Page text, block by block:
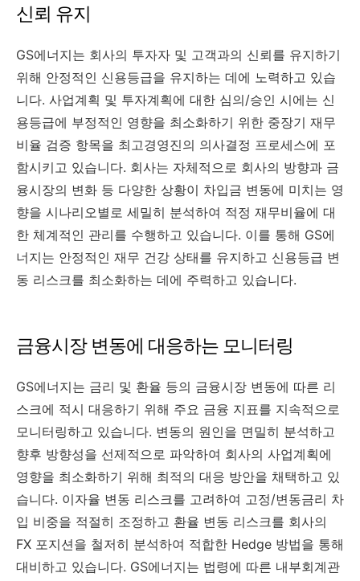
신뢰 유지
GS에너지는 회사의 투자자 및 고객과의 신뢰를 유지하기
위해 안정적인 신용등급을 유지하는 데에 노력하고 있습
니다. 사업계획 및 투자계획에 대한 심의/승인 시에는 신
용등급에 부정적인 영향을 최소화하기 위한 중장기 재무
비율 검증 항목을 최고경영진의 의사결정 프로세스에 포
함시키고 있습니다. 회사는 자체적으로 회사의 방향과 금
융시장의 변화 등 다양한 상황이 차입금 변동에 미치는 영
향을 시나리오별로 세밀히 분석하여 적정 재무비율에 대
한 체계적인 관리를 수행하고 있습니다. 이를 통해 GS에
너지는 안정적인 재무 건강 상태를 유지하고 신용등급 변
동 리스크를 최소화하는 데에 주력하고 있습니다.
금융시장 변동에 대응하는 모니터링
GS에너지는 금리 및 환율 등의 금융시장 변동에 따른 리
스크에 적시 대응하기 위해 주요 금융 지표를 지속적으로
모니터링하고 있습니다. 변동의 원인을 면밀히 분석하고
향후 방향성을 선제적으로 파악하여 회사의 사업계획에
영향을 최소화하기 위해 최적의 대응 방안을 채택하고 있
습니다. 이자율 변동 리스크를 고려하여 고정/변동금리 차
입 비중을 적절히 조정하고 환율 변동 리스크를 회사의
FX 포지션을 철저히 분석하여 적합한 Hedge 방법을 통해
대비하고 있습니다. GS에너지는 법령에 따른 내부회계관